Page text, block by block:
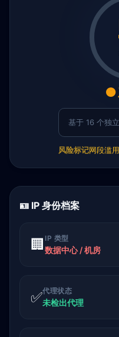
🟠
基于 16 个独
风险标记网段滥
🪪 IP 身份档案
🏢 IP 类型
数据中心 / 机房
✅代理状态
未检出代理